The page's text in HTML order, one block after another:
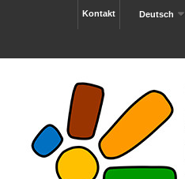
Deutsch
Kontakt